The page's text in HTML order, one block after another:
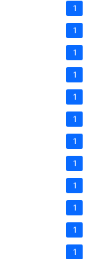
1
1
1
1
1
1
1
1
1
1
1
1